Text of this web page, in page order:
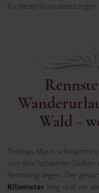
für beste
Wald -
Thomas Mann schwärmte
von den "schweren Düften
Rennsteig liegen. Der
Kilometer lang und vor